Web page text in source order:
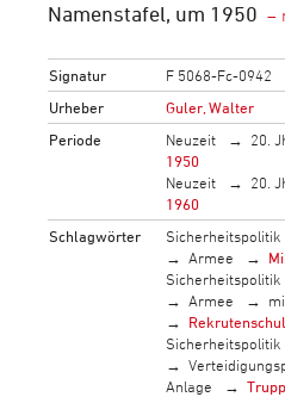
Namenstafel, um 1950
Signatur
F 5068-Fc-0942
Urheber
Guler, Walter
Periode
Neuzeit 20.
1950
Neuzeit
20.
1960
Schlagwörter
Sicherheitspolitik
Armee
Sicherheitspolitik
Armee
Sicherheitspolitik
Anlage